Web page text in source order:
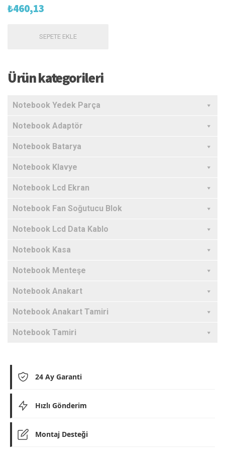
₺460,13
SEPETE EKLE
Ürün kategorileri
Notebook Yedek Parça
Notebook Adaptör
Notebook Batarya
Notebook Klavye
Notebook Lcd Ekran
Notebook Fan Soğutucu Blok
Notebook Lcd Data Kablo
Notebook Kasa
Notebook Menteşe
Notebook Anakart
Notebook Anakart Tamiri
Notebook Tamiri
24 Ay Garanti
Hızlı Gönderim
Montaj Desteği